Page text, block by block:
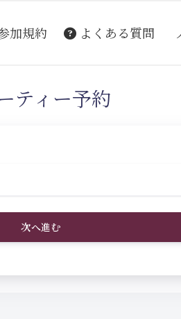
加規約 よくある質問
ティー予約
次へ進む